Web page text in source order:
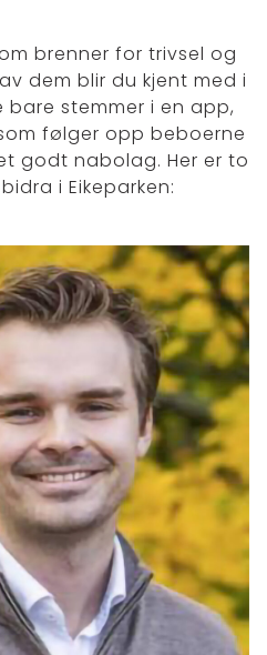
brenner for trivsel og
dem blir du kjent med i
bare stemmer i en app,
følger opp beboerne
godt nabolag. Her er to
i Eikeparken: